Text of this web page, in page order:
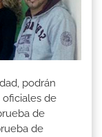
podrán
oficiales de
de
de